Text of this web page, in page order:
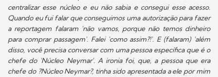
centralizar esse núcleo e eu não sabia e consegui esse acesso.
Quando eu fui falar que conseguimos uma autorização para fazer
a reportagem falaram 'não vamos, porque não temos dinheiro
para comprar passagem'. Falei 'como assim?!'. E (falaram) 'além
disso, você precisa conversar com uma pessoa específica que é o
chefe do 'Núcleo Neymar'. A ironia foi, que, a pessoa que era
chefe do ?Núcleo Neymar?, tinha sido apresentada a ele por mim